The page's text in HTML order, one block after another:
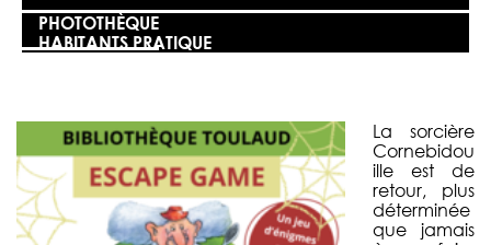
PHOTOTHÈQUE
HABITANTS PRATIQUE
La sorcière
Cornebidou
ille est de
retour, plus
déterminée
que jamais